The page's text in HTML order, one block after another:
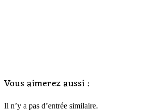
Vous aimerez aussi :
Il n’y a pas d’entrée similaire.